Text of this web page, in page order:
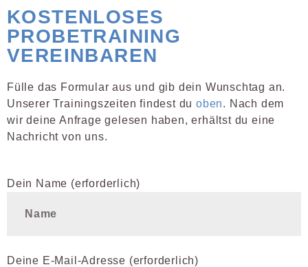
KOSTENLOSES
PROBETRAINING
VEREINBAREN
Fülle das Formular aus und gib dein Wunschtag an.
Unserer Trainingszeiten findest duoben. Nach dem
wir deine Anfrage gelesen haben, erhältst du eine
Nachricht von uns.
Dein Name (erforderlich)
Deine E-Mail-Adresse (erforderlich)